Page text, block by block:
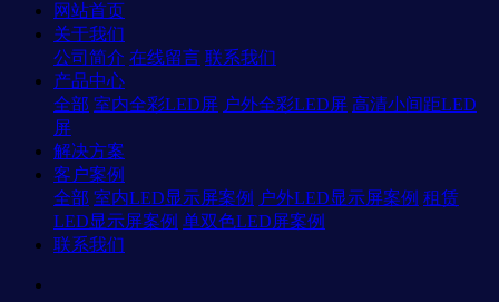
网站首页
关于我们
公司简介 在线留言 联系我们
产品中心
全部 室内全彩LED屏 户外全彩LED屏 高清小间距LED
屏
解决方案
客户案例
全部 室内LED显示屏案例 户外LED显示屏案例 租赁
LED显示屏案例 单双色LED屏案例
联系我们